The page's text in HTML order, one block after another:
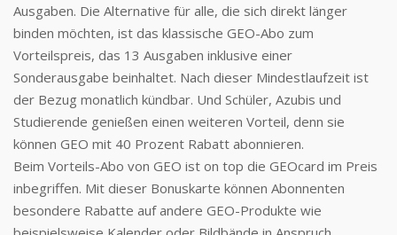
Ausgaben. Die Alternative für alle, die sich direkt länger
binden möchten, ist das klassische GEO-Abo zum
Vorteilspreis, das 13 Ausgaben inklusive einer
Sonderausgabe beinhaltet. Nach dieser Mindestlaufzeit ist
der Bezug monatlich kündbar. Und Schüler, Azubis und
Studierende genießen einen weiteren Vorteil, denn sie
können GEO mit 40 Prozent Rabatt abonnieren.
Beim Vorteils-Abo von GEO ist on top die GEOcard im Preis
inbegriffen. Mit dieser Bonuskarte können Abonnenten
besondere Rabatte auf andere GEO-Produkte wie